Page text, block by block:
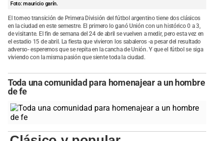
Foto: mauricio garín.
El torneo transición de Primera División del fútbol argentino tiene dos clásicos
en la ciudad en este semestre. El primero lo ganó Unión con un histórico 0 a 3,
de visitante. El fin de semana del 24 de abril se vuelven a medir, pero esta vez en
el estadio 15 de abril. La fiesta que vivieron los sabaleros -a pesar del resultado
adverso- esperemos que se repita en la cancha de Unión. Y que el fútbol se siga
viviendo con la misma pasión que siente toda la ciudad.
Toda una comunidad para homenajear a un hombre
de fe